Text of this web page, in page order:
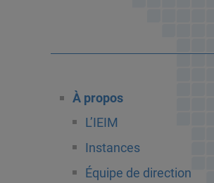
À propos
L’IEIM
Instances
Équipe de direction